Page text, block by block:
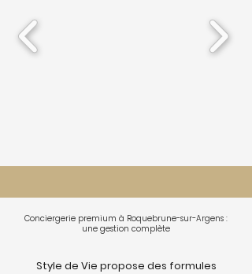
Conciergerie premium à Roquebrune-sur-Argens :
une gestion complète
Style de Vie propose des formules